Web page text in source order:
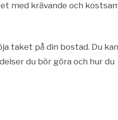
med krävande och
taket på din bostad. Du kan
du bör göra och hur du